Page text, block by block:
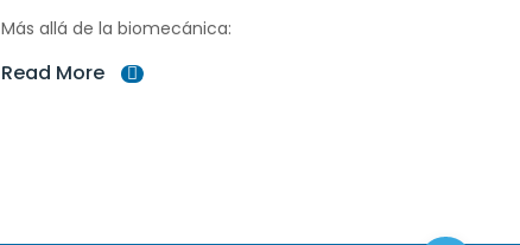
Más allá de la biomecánica:
Read More